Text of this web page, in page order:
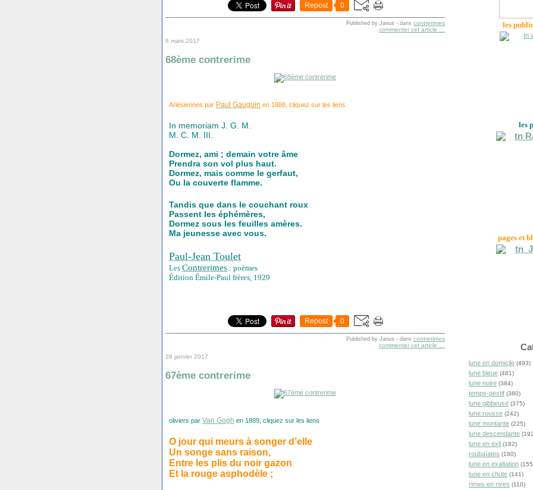
Repost 0
Published by Janus - dans contrerimes
commenter cet article
6 mars 2017
68ème contrerime
Arlésiennes par Paul Gauguin en 1888, cliquez sur les liens
In memoriam J. G. M.
M. C. M. III.
Dormez, ami ; demain votre âme
Prendra son vol plus haut.
Dormez, mais comme le gerfaut,
Ou la couverte flamme.
Tandis que dans le couchant roux
Passent les éphémères,
Dormez sous les feuilles amères.
Ma jeunesse avec vous.
Paul-Jean Toulet
Les Contrerimes : poèmes
Édition Émile-Paul frères, 1929
Repost 0
Published by Janus - dans contrerimes
commenter cet article
28 janvier 2017
67ème contrerime
oliviers par Van Gogh en 1889, cliquez sur les liens
O jour qui meurs à songer d’elle
Un songe sans raison,
Entre les plis du noir gazon
Et la rouge asphodèle ;
les
les
pages et
lune en domicile (493)
lune bleue (481)
lune noire (384)
temps-pestif (380)
lune gibbeuse (375)
lune rousse (242)
lune montante (225)
lune descendante
lune en exil (182)
roubaïates (180)
lune en exaltation
lune en chute (141)
rimes en rives (110)